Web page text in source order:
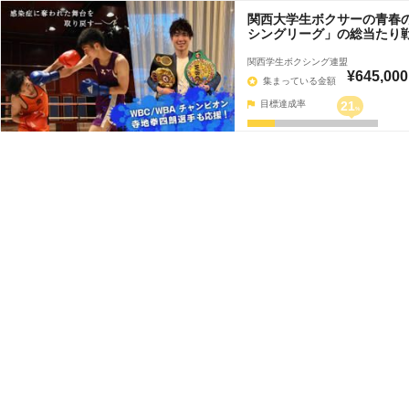
関西大学生ボクサーの青春
シングリーグ」の総当たり
関西学生ボクシング連盟
集まっている金額
¥645,000
目標達成率 21%